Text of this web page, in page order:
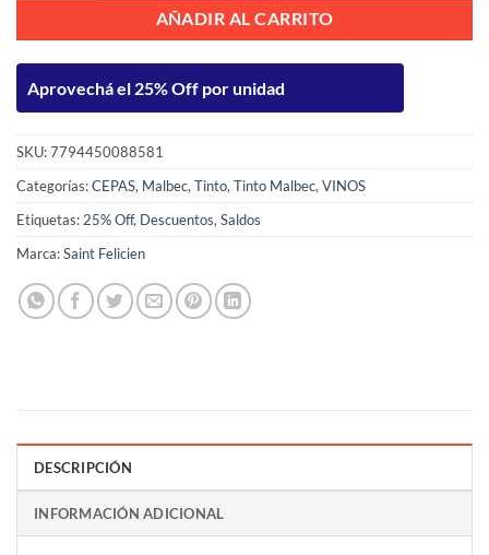
AÑADIR AL CARRITO
Aprovechá el 25% Off por unidad
SKU:7794450088581
Categorías:CEPAS, Malbec, Tinto, Tinto Malbec, VINOS
Etiquetas: 25% Off, Descuentos, Saldos
Marca:Saint Felicien
DESCRIPCIÓN
INFORMACIÓN ADICIONAL